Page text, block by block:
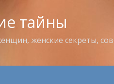
тайны
женские секреты,